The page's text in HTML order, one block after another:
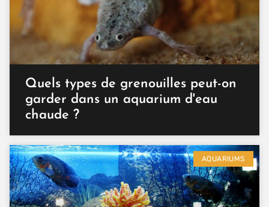
Quels types de grenouilles peut-on
garder dans un aquarium d'eau
chaude ?
AQUARIUMS